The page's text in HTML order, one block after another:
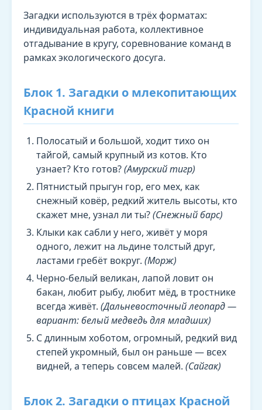
Загадки используются в трёх форматах:
индивидуальная работа, коллективное
отгадывание в кругу, соревнование команд в
рамках экологического досуга.
Блок 1. Загадки о млекопитающих
Красной книги
Полосатый и большой, ходит тихо он
тайгой, самый крупный из котов. Кто
узнает? Кто готов?(Амурский тигр)
Пятнистый прыгун гор, его мех, как
снежный ковёр, редкий житель высоты, кто
скажет мне, узнал ли ты?(Снежный барс)
Клыки как сабли у него, живёт у моря
одного, лежит на льдине толстый друг,
ластами гребёт вокруг. (Морж)
Черно-белый великан, лапой ловит он
бакан, любит рыбу, любит мёд, в тростнике
всегда живёт. (Дальневосточный леопард —
вариант: белый медведь для младших)
С длинным хоботом, огромный, редкий вид
степей укромный, был он раньше — всех
видней, а теперь совсем малей. (Сайгак)
Блок 2. Загадки о птицах Красной